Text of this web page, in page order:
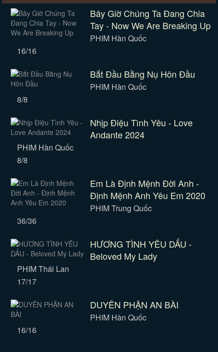
Bây Giờ Chúng Ta Đang Chia
Tay - Now We Are Breaking Up
PHIM Hàn Quốc
16/16
Bắt Đầu Bằng Nụ Hôn Đầu
PHIM Hàn Quốc
8/8
Nhịp Điệu Tình Yêu - Love
Andante 2024
PHIM Hàn Quốc
8/8
Em Là Định Mệnh Đời Anh -
Định Mệnh Anh Yêu Em 2020
PHIM Trung Quốc
36/36
HƯƠNG TÌNH YÊU DẤU -
Beloved My Lady
PHIM Thái Lan
17/17
DUYÊN PHẬN AN BÀI
PHIM Hàn Quốc
16/16